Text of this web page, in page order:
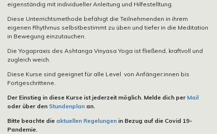
eigenständig mit individueller Anleitung und Hilfestelltung.
Diese Unterrichtsmethode befähigt die Teilnehmenden in ihrem
eigenen Rhythmus selbstbestimmt zu üben und tiefer in die Meditation
in Bewegung einzutauchen.
Die Yogapraxis des Ashtanga Vinyasa Yoga ist fließend, kraftvoll und
zugleich weich.
Diese Kurse sind geeignet für alle Level von Anfänger:innen bis
Fortgeschrittene.
Der Einstieg in diese Kurse ist jederzeit möglich. Melde dich per Mail
oder über den Stundenplan an.
Bitte beachte die aktuellen Regelungen in Bezug auf die Covid 19-
Pandemie.